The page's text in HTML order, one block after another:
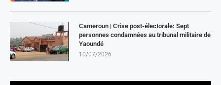
Cameroun | Crise post-électorale: Sept
personnes condamnées au tribunal militaire de
Yaoundé
10/07/2026